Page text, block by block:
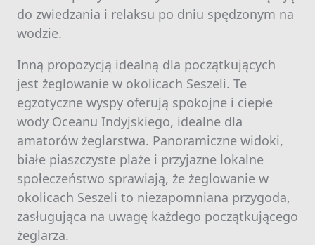
do zwiedzania i relaksu po dniu spędzonym na
wodzie.
Inną propozycją idealną dla początkujących
jest żeglowanie w okolicach Seszeli. Te
egzotyczne wyspy oferują spokojne i ciepłe
wody Oceanu Indyjskiego, idealne dla
amatorów żeglarstwa. Panoramiczne widoki,
białe piaszczyste plaże i przyjazne lokalne
społeczeństwo sprawiają, że żeglowanie w
okolicach Seszeli to niezapomniana przygoda,
zasługująca na uwagę każdego początkującego
żeglarza.